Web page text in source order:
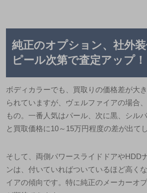
純正のオプション、社外
ピール次第で査定アップ！
ボディカラーでも、買取りの価格差が大
られていますが、ヴェルファイアの場合
もの。一番人気はパール、次に黒、シル
と買取価格に10～15万円程度の差が出て
そして、両側パワースライドドアやHDD
ンは、付いていればついているほど高く
イアの傾向です。特に純正のメーカーオ